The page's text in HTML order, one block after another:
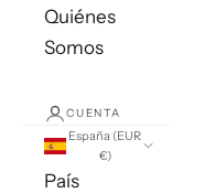
Quiénes
Somos
CUENTA
España (EUR
€)
País